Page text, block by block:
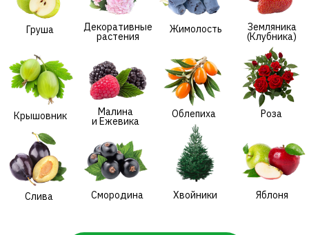
Написать в WhatsApp
Слива Смородина Хвойники Яблоня